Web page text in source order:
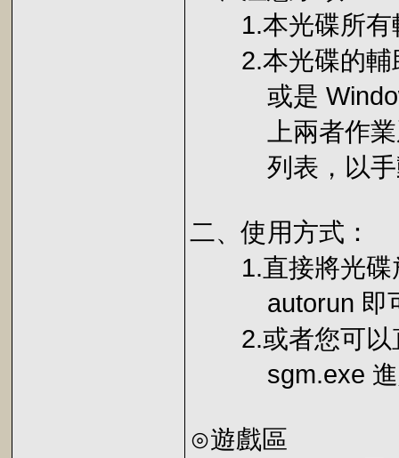
1.本光碟所有
2.本光碟的輔
或是 Windows
上兩者作業系
列表，以手動
二、使用方式：
1.直接將光碟
autorun 即可
2.或者您可以
sgm.exe 進
⊙遊戲區